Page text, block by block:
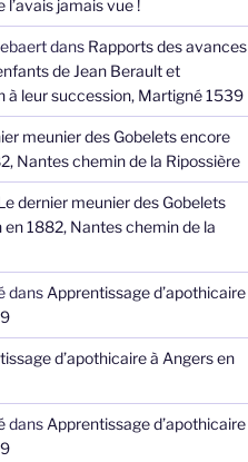
jamais vue !
dans Rapports des avances
de Jean Berault et
à leur succession, Martigné 1539
meunier des Gobelets encore
Nantes chemin de la Ripossière
dernier meunier des Gobelets
1882, Nantes chemin de la
dans Apprentissage d’apothicaire
d’apothicaire à Angers en
dans Apprentissage d’apothicaire